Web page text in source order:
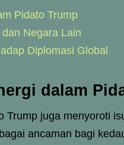
Pidato Trump
Negara Lain
Diplomasi Global
dalam
Trump juga menyoroti
ancaman bagi